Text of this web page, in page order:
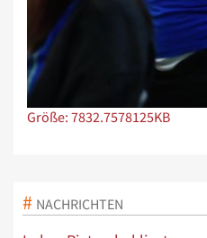
Zeige Bild in voller Größe…
Größe: 7832.7578125KB
NACHRICHTEN